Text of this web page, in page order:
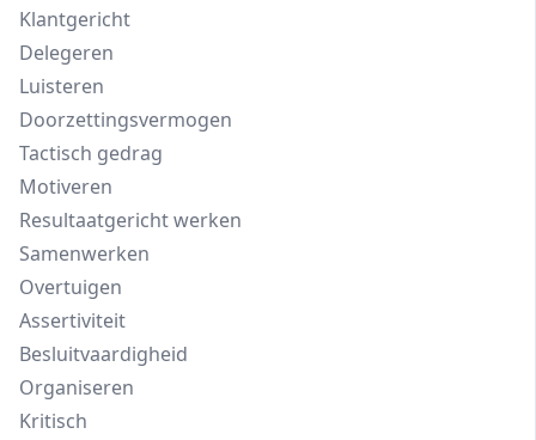
Klantgericht
Delegeren
Luisteren
Doorzettingsvermogen
Tactisch gedrag
Motiveren
Resultaatgericht werken
Samenwerken
Overtuigen
Assertiviteit
Besluitvaardigheid
Organiseren
Kritisch